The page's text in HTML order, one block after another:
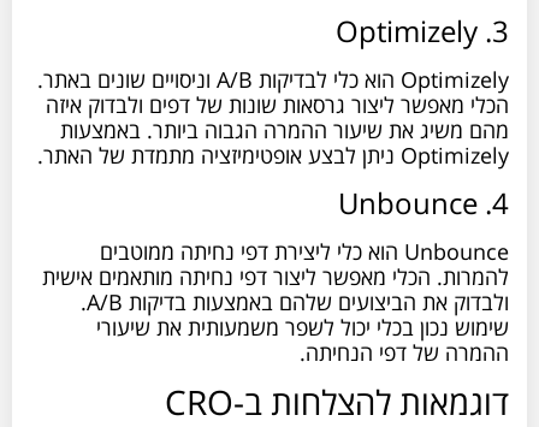
3. Optimizely
Optimizely הוא כלי לבדיקות A/B וניסויים שונים באתר.
הכלי מאפשר ליצור גרסאות שונות של דפים ולבדוק איזה
מהם משיג את שיעור ההמרה הגבוה ביותר. באמצעות
Optimizely ניתן לבצע אופטימיזציה מתמדת של האתר.
4. Unbounce
Unbounce הוא כלי ליצירת דפי נחיתה ממוטבים
להמרות. הכלי מאפשר ליצור דפי נחיתה מותאמים אישית
ולבדוק את הביצועים שלהם באמצעות בדיקות A/B.
שימוש נכון בכלי יכול לשפר משמעותית את שיעורי
ההמרה של דפי הנחיתה.
דוגמאות להצלחות ב-CRO